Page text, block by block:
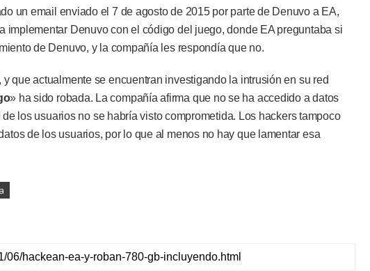
un email enviado el 7 de agosto de 2015 por parte de Denuvo a EA,
implementar Denuvo con el código del juego, donde EA preguntaba si
de Denuvo, y la compañía les respondía que no.
que actualmente se encuentran investigando la intrusión en su red
» ha sido robada. La compañía afirma que no se ha accedido a datos
los usuarios no se habría visto comprometida. Los hackers tampoco
de los usuarios, por lo que al menos no hay que lamentar esa